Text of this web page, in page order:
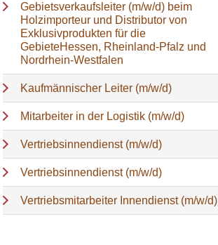
Gebietsverkaufsleiter (m/w/d) beim
Holzimporteur und Distributor von
Exklusivprodukten für die
GebieteHessen, Rheinland-Pfalz und
Nordrhein-Westfalen
Kaufmännischer Leiter (m/w/d)
Mitarbeiter in der Logistik (m/w/d)
Vertriebsinnendienst (m/w/d)
Vertriebsinnendienst (m/w/d)
Vertriebsmitarbeiter Innendienst (m/w/d)